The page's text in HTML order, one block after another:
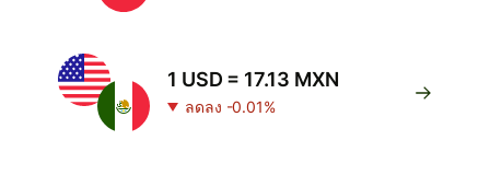
1 USD = 17.13 MXN
ลดลง -0.01%